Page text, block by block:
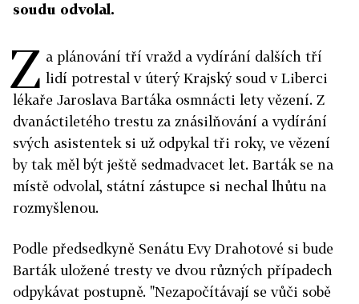
soudu odvolal.
Z a plánování tří vražd a vydírání dalších tří
lidí potrestal v úterý Krajský soud v Liberci
lékaře Jaroslava Bartáka osmnácti lety vězení. Z
dvanáctiletého trestu za znásilňování a vydírání
svých asistentek si už odpykal tři roky, ve vězení
by tak měl být ještě sedmadvacet let. Barták se na
místě odvolal, státní zástupce si nechal lhůtu na
rozmyšlenou.
Podle předsedkyně Senátu Evy Drahotové si bude
Barták uložené tresty ve dvou různých případech
odpykávat postupně. "Nezapočítávají se vůči sobě